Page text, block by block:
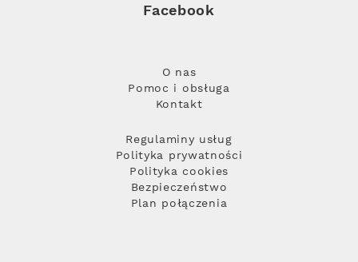
Facebook
O nas
Pomoc i obsługa
Kontakt
Regulaminy usług
Polityka prywatności
Polityka cookies
Bezpieczeństwo
Plan połączenia